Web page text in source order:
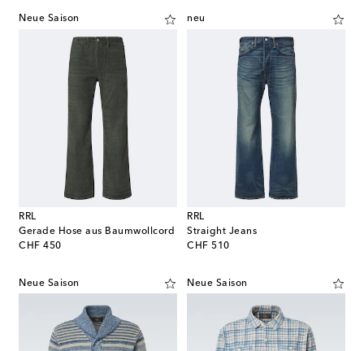
Neue Saison
RRL
Gerade Hose aus Baumwollcord
CHF 450
original price
neu
RRL
Straight Jeans
CHF 510
original price
Neue Saison Neue Saison